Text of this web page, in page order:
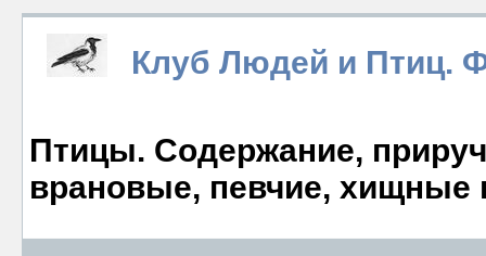
Клуб Людей и Птиц.
Птицы. Содержание,
врановые, певчие, хищные